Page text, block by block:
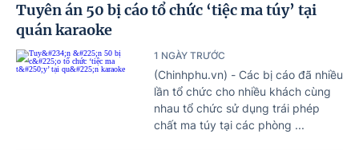
Tuyên án 50 bị cáo tổ chức ‘tiệc ma túy’ tại
quán karaoke
1 NGÀY TRƯỚC
(Chinhphu.vn) - Các bị cáo đã nhiều
lần tổ chức cho nhiều khách cùng
nhau tổ chức sử dụng trái phép
chất ma túy tại các phòng ...